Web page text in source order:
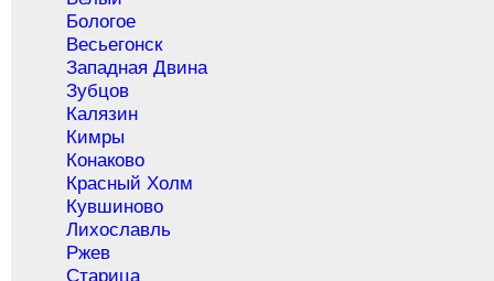
Бологое
Весьегонск
Западная Двина
Зубцов
Калязин
Кимры
Конаково
Красный Холм
Кувшиново
Лихославль
Ржев
Старица